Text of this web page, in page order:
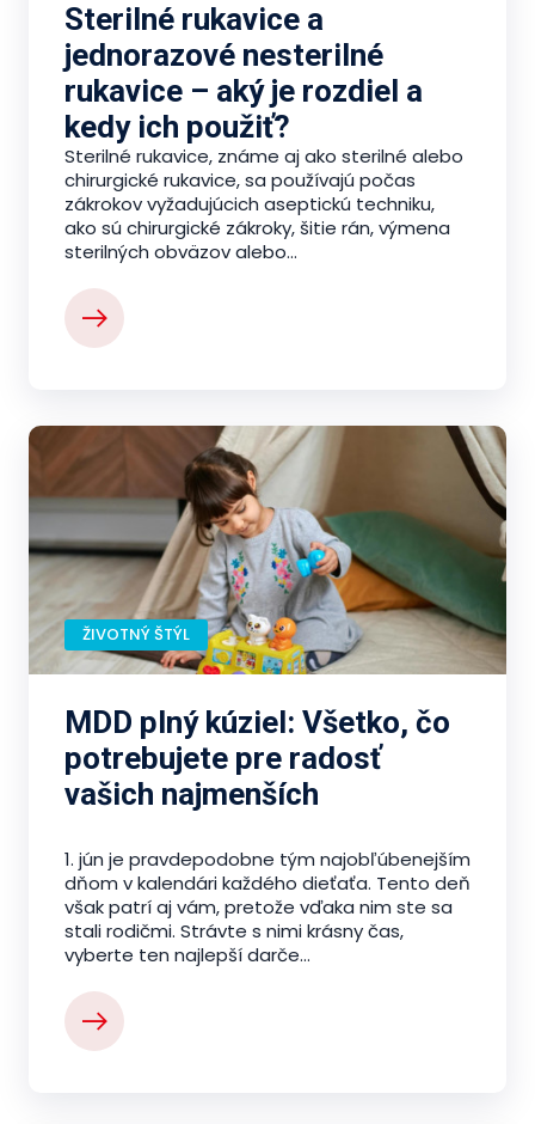
Sterilné rukavice a
jednorazové nesterilné
rukavice – aký je rozdiel a
kedy ich použiť?
Sterilné rukavice, známe aj ako sterilné alebo
chirurgické rukavice, sa používajú počas
zákrokov vyžadujúcich aseptickú techniku,
ako sú chirurgické zákroky, šitie rán, výmena
sterilných obväzov alebo...
ŽIVOTNÝ ŠTÝL
MDD plný kúziel: Všetko, čo
potrebujete pre radosť
vašich najmenších
1. jún je pravdepodobne tým najobľúbenejším
dňom v kalendári každého dieťaťa. Tento deň
však patrí aj vám, pretože vďaka nim ste sa
stali rodičmi. Strávte s nimi krásny čas,
vyberte ten najlepší darče...